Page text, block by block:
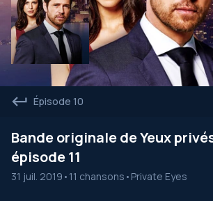
Épisode 10
Bande originale de Yeux
épisode 11
31 juil. 2019 • 11 chansons • Private Eyes